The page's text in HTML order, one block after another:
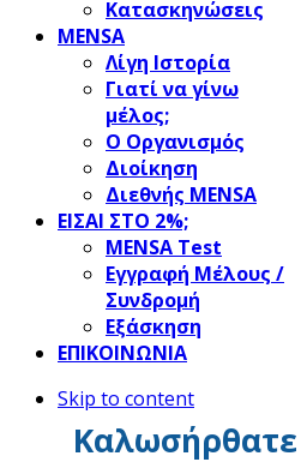
Κατασκηνώσεις
MENSA
Λίγη Ιστορία
Γιατί να γίνω
μέλος;
Ο Οργανισμός
Διοίκηση
Διεθνής MENSA
ΕΙΣΑΙ ΣΤΟ 2%;
ΜΕΝSΑ Test
Εγγραφή Μέλους /
Συνδρομή
Εξάσκηση
ΕΠΙΚΟΙΝΩΝΙΑ
Skip to content
Καλωσήρθατε